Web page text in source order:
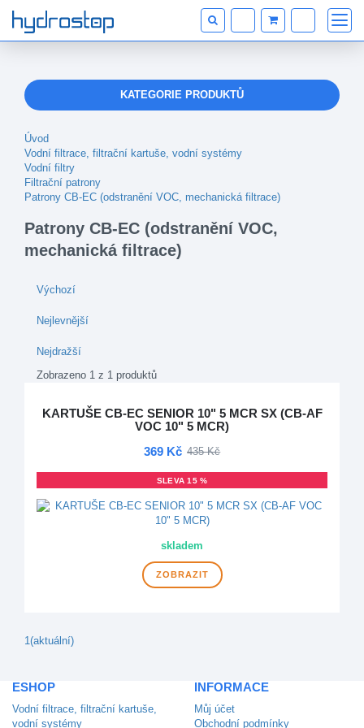
KATEGORIE PRODUKTŮ
Úvod
Vodní filtrace, filtrační kartuše, vodní systémy
Vodní filtry
Filtrační patrony
Patrony CB-EC (odstranění VOC, mechanická filtrace)
Patrony CB-EC (odstranění VOC,
mechanická filtrace)
Výchozí
Nejlevnější
Nejdražší
Zobrazeno 1 z 1 produktů
KARTUŠE CB-EC SENIOR 10" 5 MCR SX (CB-AF
VOC 10" 5 MCR)
369 Kč 435 Kč
SLEVA 15 %
skladem
ZOBRAZIT
1 (aktuální)
ESHOP
Vodní filtrace, filtrační kartuše,
vodní systémy
INFORMACE
Můj účet
Obchodní podmínky